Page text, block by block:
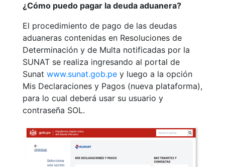
¿Cómo puedo pagar la deuda aduanera?
El procedimiento de pago de las deudas
aduaneras contenidas en Resoluciones de
Determinación y de Multa notificadas por la
SUNAT se realiza ingresando al portal de
Sunat www.sunat.gob.pe y luego a la opción
Mis Declaraciones y Pagos (nueva plataforma),
para lo cual deberá usar su usuario y
contraseña SOL.